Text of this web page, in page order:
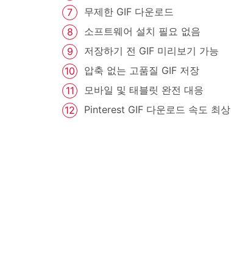
무제한 GIF 다운로드
소프트웨어 설치 필요 없음
저장하기 전 GIF 미리보기 가능
압축 없는 고품질 GIF 저장
모바일 및 태블릿 완전 대응
Pinterest GIF 다운로드 속도 최상